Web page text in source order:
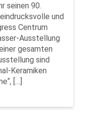
seinen 90.
und
Centrum
Ausstellung
gesamten
sind
Keramiken
[…]